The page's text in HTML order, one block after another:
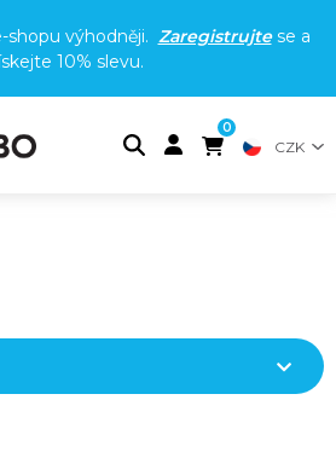
výhodněji. Zaregistrujtese a
10% slevu.
0
CZK